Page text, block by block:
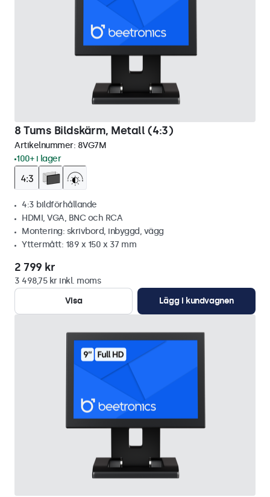
8 Tums Bildskärm, Metall (4:3)
Artikelnummer: 8VG7M
100+ i lager
4:3 bildförhållande
HDMI, VGA, BNC och RCA
Montering: skrivbord, inbyggd, vägg
Yttermått: 189 x 150 x 37 mm
2 799 kr
3 498,75 kr inkl. moms
Visa
Lägg i kundvagnen